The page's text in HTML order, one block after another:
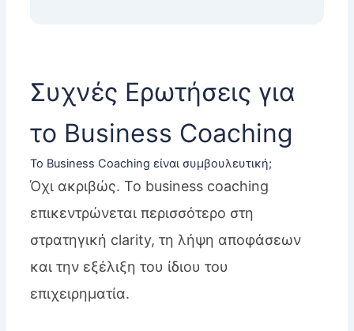
Συχνές Ερωτήσεις για
το Business Coaching
Το Business Coaching είναι συμβουλευτική;
Όχι ακριβώς. Το business coaching
επικεντρώνεται περισσότερο στη
στρατηγική clarity, τη λήψη αποφάσεων
και την εξέλιξη του ίδιου του
επιχειρηματία.